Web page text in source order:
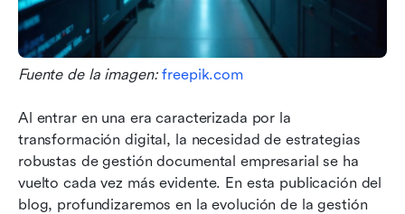
Fuente de la imagen: freepik.com
Al entrar en una era caracterizada por la
transformación digital, la necesidad de estrategias
robustas de gestión documental empresarial se ha
vuelto cada vez más evidente. En esta publicación del
blog, profundizaremos en la evolución de la gestión